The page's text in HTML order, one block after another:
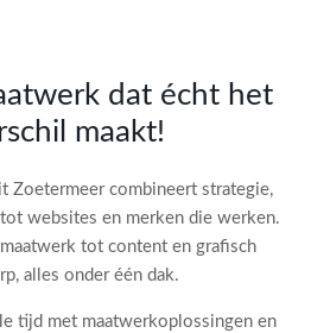
dat écht het
maakt!
Zoetermeer combineert strategie,
websites en merken die werken.
tot content en grafisch
alles onder één dak.
tijd met maatwerkoplossingen en